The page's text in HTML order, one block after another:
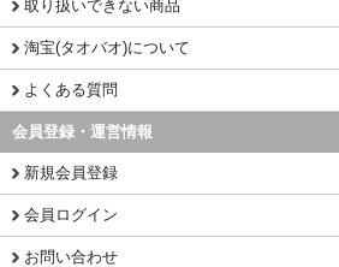
取り扱いできない商品
淘宝(タオバオ)について
よくある質問
会員登録・運営情報
新規会員登録
会員ログイン
お問い合わせ